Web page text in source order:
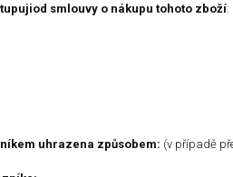
smlouvy o nákupu tohoto zboží:
uhrazena způsobem: (v případě